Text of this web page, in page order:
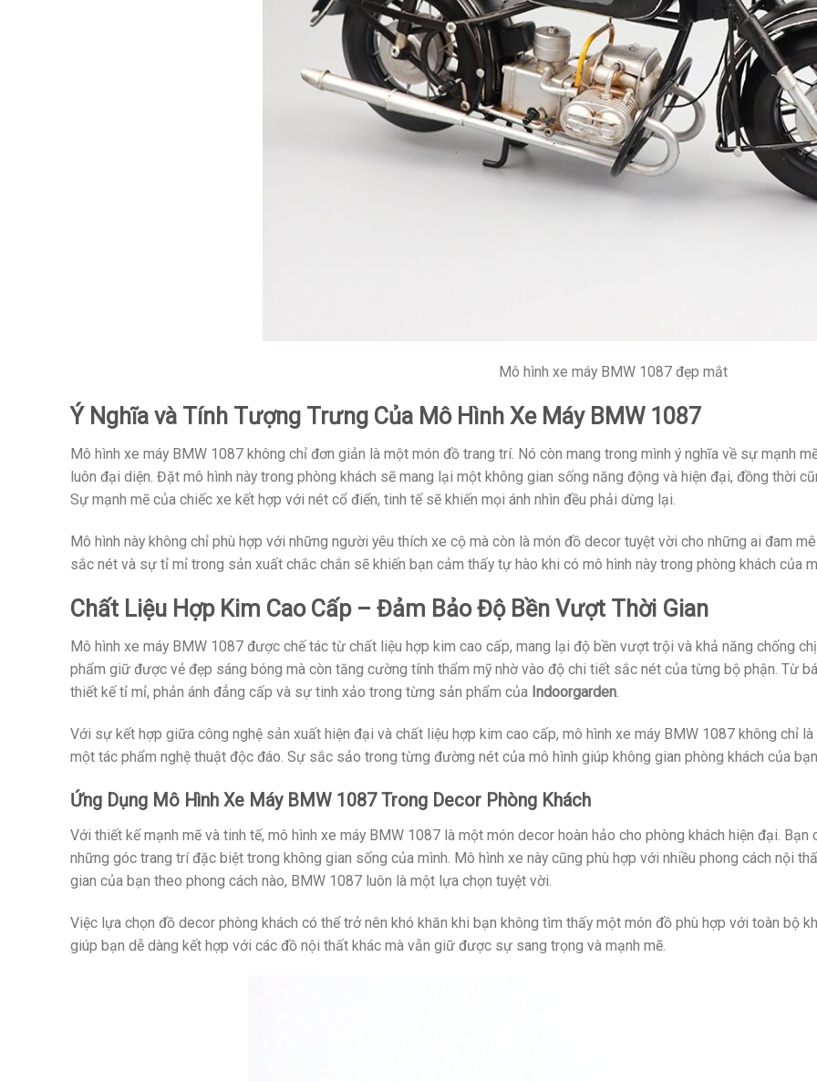
Mô hình xe máy BMW 1087 đẹp mắt
Ý Nghĩa và Tính Tượng Trưng Của Mô Hình Xe Máy BMW 1087
Mô hình xe máy BMW 1087 không chỉ đơn giản là một món đồ trang trí. Nó còn mang trong mình ý nghĩa về sự mạnh
luôn đại diện. Đặt mô hình này trong phòng khách sẽ mang lại một không gian sống năng động và hiện đại, đồng thời
Sự mạnh mẽ của chiếc xe kết hợp với nét cổ điển, tinh tế sẽ khiến mọi ánh nhìn đều phải dừng lại.
Mô hình này không chỉ phù hợp với những người yêu thích xe cộ mà còn là món đồ decor tuyệt vời cho những ai đam
sắc nét và sự tỉ mỉ trong sản xuất chắc chắn sẽ khiến bạn cảm thấy tự hào khi có mô hình này trong phòng khách của
Chất Liệu Hợp Kim Cao Cấp – Đảm Bảo Độ Bền Vượt Thời Gian
Mô hình xe máy BMW 1087 được chế tác từ chất liệu hợp kim cao cấp, mang lại độ bền vượt trội và khả năng chống
phẩm giữ được vẻ đẹp sáng bóng mà còn tăng cường tính thẩm mỹ nhờ vào độ chi tiết sắc nét của từng bộ phận. Từ
thiết kế tỉ mỉ, phản ánh đẳng cấp và sự tinh xảo trong từng sản phẩm của Indoorgarden.
Với sự kết hợp giữa công nghệ sản xuất hiện đại và chất liệu hợp kim cao cấp, mô hình xe máy BMW 1087 không chỉ
một tác phẩm nghệ thuật độc đáo. Sự sắc sảo trong từng đường nét của mô hình giúp không gian phòng khách của
Ứng Dụng Mô Hình Xe Máy BMW 1087 Trong Decor Phòng Khách
Với thiết kế mạnh mẽ và tinh tế, mô hình xe máy BMW 1087 là một món decor hoàn hảo cho phòng khách hiện đại.
những góc trang trí đặc biệt trong không gian sống của mình. Mô hình xe này cũng phù hợp với nhiều phong cách nội
gian của bạn theo phong cách nào, BMW 1087 luôn là một lựa chọn tuyệt vời.
Việc lựa chọn đồ decor phòng khách có thể trở nên khó khăn khi bạn không tìm thấy một món đồ phù hợp với toàn bộ
giúp bạn dễ dàng kết hợp với các đồ nội thất khác mà vẫn giữ được sự sang trọng và mạnh mẽ.